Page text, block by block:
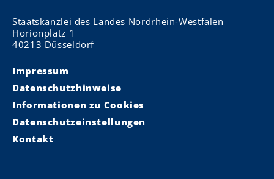
Staatskanzlei des Landes Nordrhein-Westfalen
Horionplatz 1
40213 Düsseldorf
Impressum
Datenschutzhinweise
Informationen zu Cookies
Datenschutzeinstellungen
Kontakt